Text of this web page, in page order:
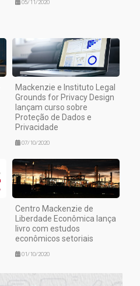
05/11/2020
Mackenzie e Instituto Legal
Grounds for Privacy Design
lançam curso sobre
Proteção de Dados e
Privacidade
07/10/2020
Centro Mackenzie de
Liberdade Econômica lança
livro com estudos
econômicos setoriais
01/10/2020